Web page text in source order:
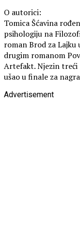
O autorici:
Tomica Šćavina
psihologiju na
roman Brod za Lajku
drugim romanom
Artefakt. Njezin treći
ušao u finale za
Advertisement